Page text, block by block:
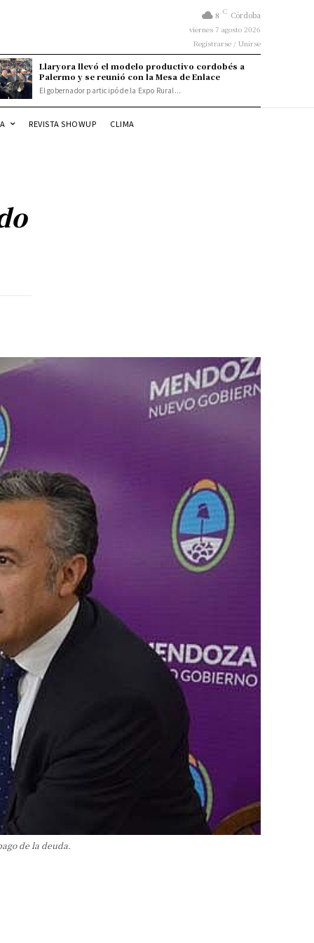
8 C Córdoba
viernes 7 agosto 2026
Registrarse / Unirse
Llaryora llevó el modelo productivo cordobés a
Palermo y se reunió con la Mesa de Enlace
El gobernador participó de la Expo Rural...
REVISTA SHOWUP CLIMA
de la deuda.